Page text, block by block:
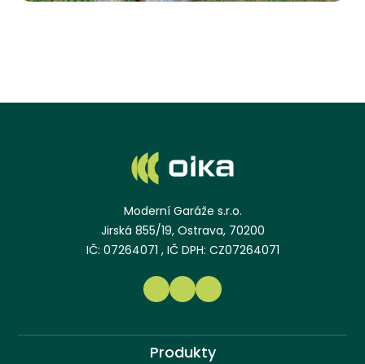
Moderní Garáže s.r.o.
Jirská 855/19, Ostrava, 70200
IČ: 07264071 , IČ DPH: CZ07264071
Produkty